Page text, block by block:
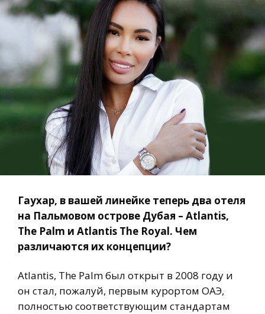
Гаухар, в вашей линейке теперь два отеля
на Пальмовом острове Дубая – Atlantis,
The Palm и Atlantis The Royal. Чем
различаются их концепции?
Atlantis, The Palm был открыт в 2008 году и
он стал, пожалуй, первым курортом ОАЭ,
полностью соответствующим стандартам